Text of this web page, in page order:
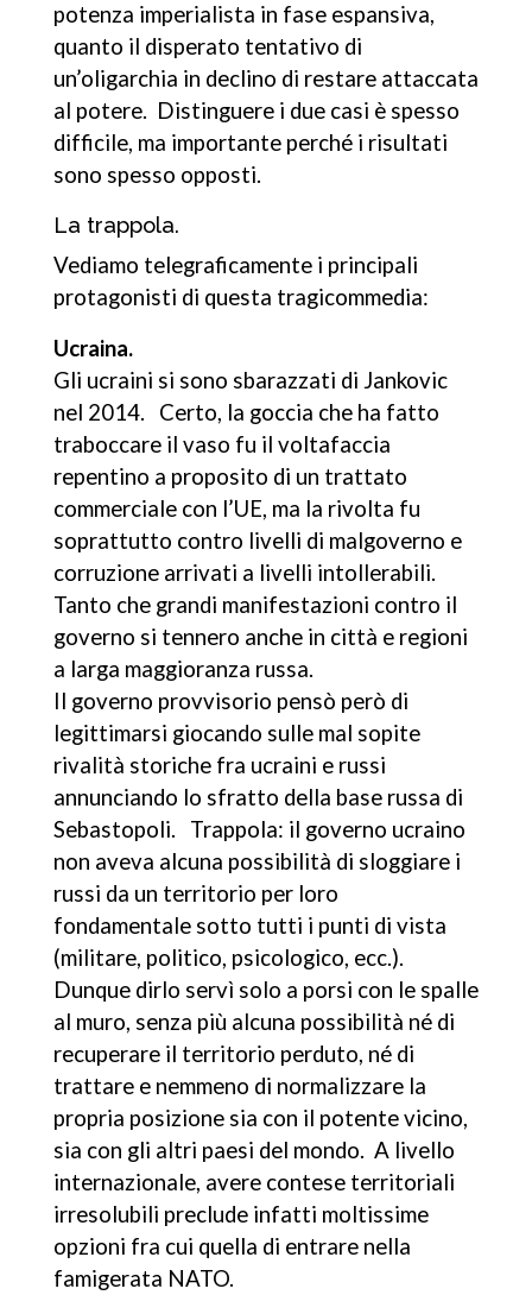
potenza imperialista in fase espansiva,
quanto il disperato tentativo di
un’oligarchia in declino di restare attaccata
al potere. Distinguere i due casi è spesso
difficile, ma importante perché i risultati
sono spesso opposti.
La trappola.
Vediamo telegraficamente i principali
protagonisti di questa tragicommedia:
Ucraina.
Gli ucraini si sono sbarazzati di Jankovic
nel 2014. Certo, la goccia che ha fatto
traboccare il vaso fu il voltafaccia
repentino a proposito di un trattato
commerciale con l’UE, ma la rivolta fu
soprattutto contro livelli di malgoverno e
corruzione arrivati a livelli intollerabili.
Tanto che grandi manifestazioni contro il
governo si tennero anche in città e regioni
a larga maggioranza russa.
Il governo provvisorio pensò però di
legittimarsi giocando sulle mal sopite
rivalità storiche fra ucraini e russi
annunciando lo sfratto della base russa di
Sebastopoli. Trappola: il governo ucraino
non aveva alcuna possibilità di sloggiare i
russi da un territorio per loro
fondamentale sotto tutti i punti di vista
(militare, politico, psicologico, ecc.).
Dunque dirlo servì solo a porsi con le spalle
al muro, senza più alcuna possibilità né di
recuperare il territorio perduto, né di
trattare e nemmeno di normalizzare la
propria posizione sia con il potente vicino,
sia con gli altri paesi del mondo. A livello
internazionale, avere contese territoriali
irresolubili preclude infatti moltissime
opzioni fra cui quella di entrare nella
famigerata NATO.